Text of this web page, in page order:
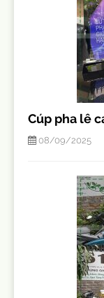
Cúp pha lê
08/09/2025